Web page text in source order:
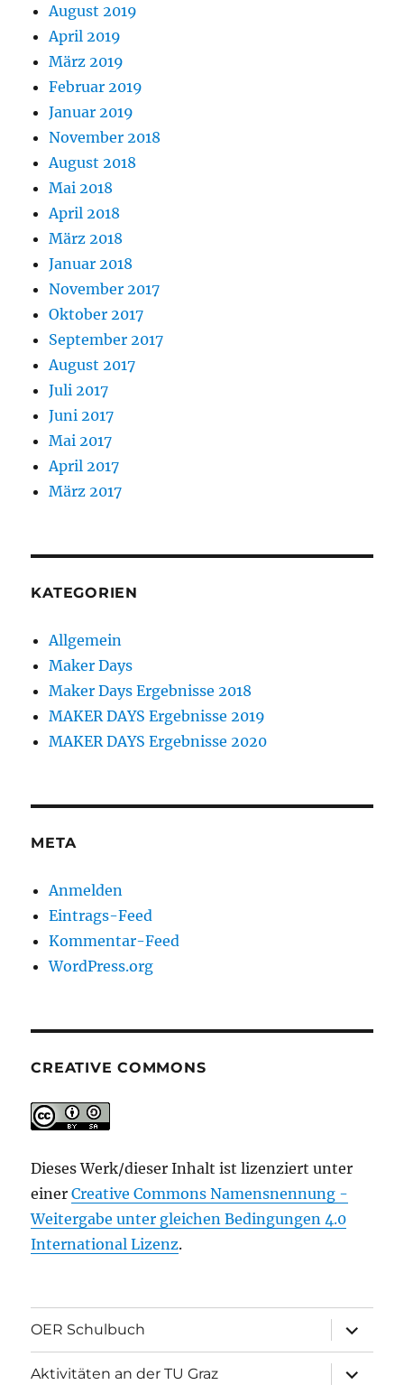
August 2019
April 2019
März 2019
Februar 2019
Januar 2019
November 2018
August 2018
Mai 2018
April 2018
März 2018
Januar 2018
November 2017
Oktober 2017
September 2017
August 2017
Juli 2017
Juni 2017
Mai 2017
April 2017
März 2017
KATEGORIEN
Allgemein
Maker Days
Maker Days Ergebnisse 2018
MAKER DAYS Ergebnisse 2019
MAKER DAYS Ergebnisse 2020
META
Anmelden
Eintrags-Feed
Kommentar-Feed
WordPress.org
CREATIVE COMMONS
Dieses Werk/dieser Inhalt ist lizenziert unter
einerCreative Commons Namensnennung -
Weitergabe unter gleichen Bedingungen 4.0
International Lizenz.
OER Schulbuch
öffnen
Aktivitäten an der TU Graz
öffnen